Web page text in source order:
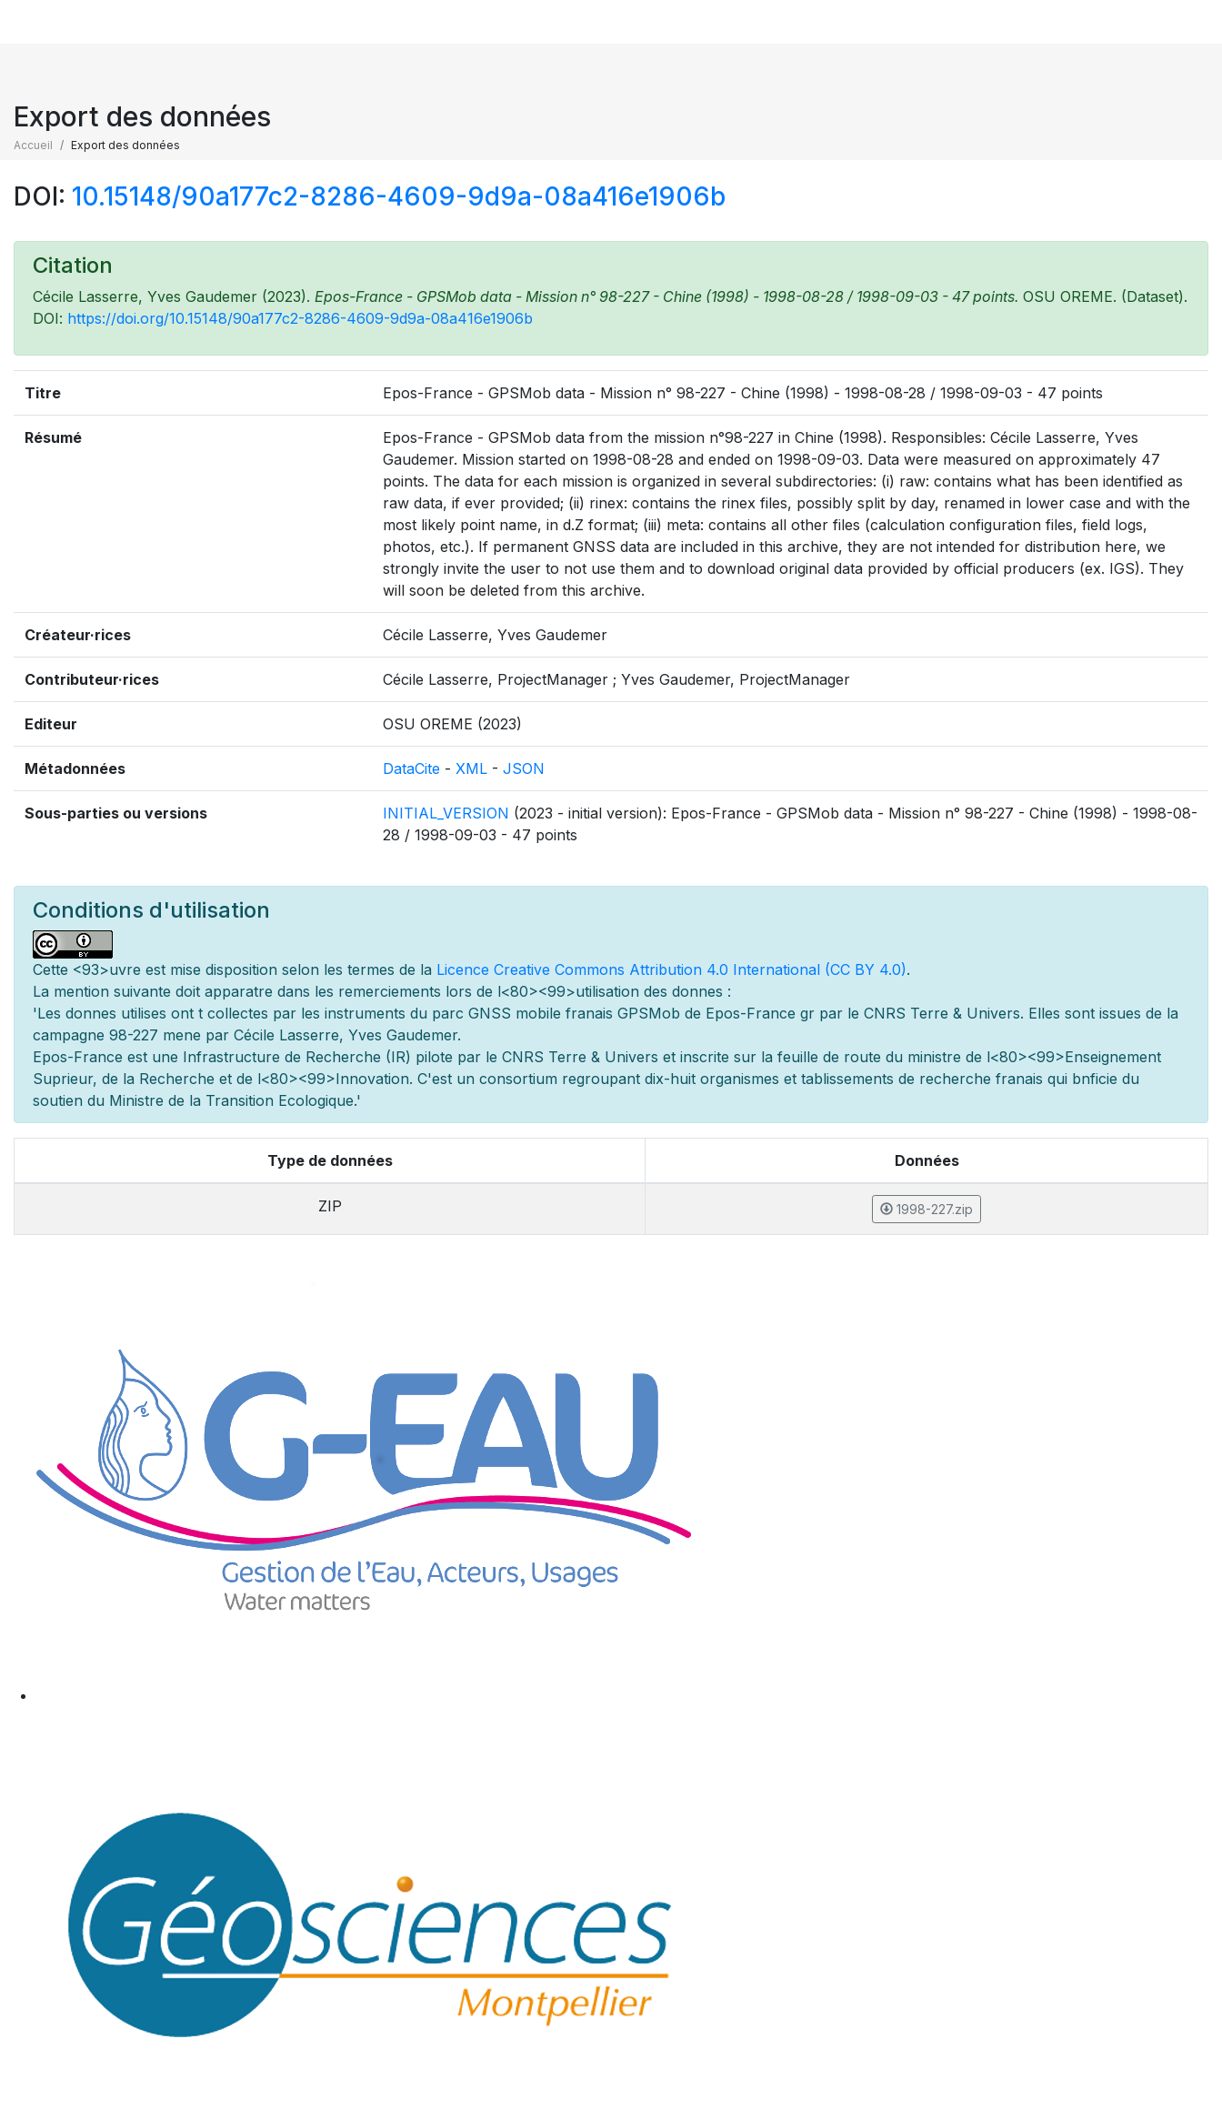
Export des données
Accueil Export des données
DOI: 10.15148/90a177c2-8286-4609-9d9a-08a416e1906b
Citation
Cécile Lasserre, Yves Gaudemer (2023). Epos-France - GPSMob data - Mission n° 98-227 - Chine (1998) - 1998-08-28 / 1998-09-03 - 47 points. OSU OREME. (Dataset).
DOI: https://doi.org/10.15148/90a177c2-8286-4609-9d9a-08a416e1906b
Titre Epos-France - GPSMob data - Mission n° 98-227 - Chine (1998) - 1998-08-28 / 1998-09-03 - 47 points
Résumé
Epos-France - GPSMob data from the mission n°98-227 in Chine (1998). Responsibles: Cécile Lasserre, Yves
Gaudemer. Mission started on 1998-08-28 and ended on 1998-09-03. Data were measured on approximately 47
points. The data for each mission is organized in several subdirectories: (i) raw: contains what has been identified as
raw data, if ever provided; (ii) rinex: contains the rinex files, possibly split by day, renamed in lower case and with the
most likely point name, in d.Z format; (iii) meta: contains all other files (calculation configuration files, field logs,
photos, etc.). If permanent GNSS data are included in this archive, they are not intended for distribution here, we
strongly invite the user to not use them and to download original data provided by official producers (ex. IGS). They
will soon be deleted from this archive.
Créateur·rices Cécile Lasserre, Yves Gaudemer
Contributeur·rices Cécile Lasserre, ProjectManager ; Yves Gaudemer, ProjectManager
Editeur OSU OREME (2023)
Métadonnées DataCite - XML - JSON
Sous-parties ou versions INITIAL_VERSION (2023 - initial version): Epos-France - GPSMob data - Mission n° 98-227 - Chine (1998) - 1998-08-
28 / 1998-09-03 - 47 points
Conditions d'utilisation
Cette <93>uvre est mise disposition selon les termes de la Licence Creative Commons Attribution 4.0 International (CC BY 4.0).
La mention suivante doit apparatre dans les remerciements lors de l<80><99>utilisation des donnes :
'Les donnes utilises ont t collectes par les instruments du parc GNSS mobile franais GPSMob de Epos-France gr par le CNRS Terre & Univers. Elles sont issues de la
campagne 98-227 mene par Cécile Lasserre, Yves Gaudemer.
Epos-France est une Infrastructure de Recherche (IR) pilote par le CNRS Terre & Univers et inscrite sur la feuille de route du ministre de l<80><99>Enseignement
Suprieur, de la Recherche et de l<80><99>Innovation. C'est un consortium regroupant dix-huit organismes et tablissements de recherche franais qui bnficie du
soutien du Ministre de la Transition Ecologique.'
Type de données Données
ZIP 1998-227.zip